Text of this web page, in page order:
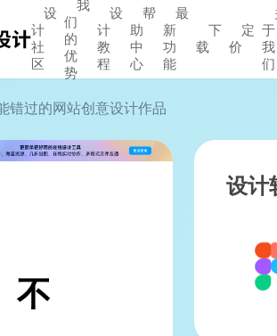
设
计
社
区
我
们
的
优
势
设
计
教
程
帮
助
中
心
最
新
功
能
下
载
定
价
于
我
们
错过的网站创意设计作品
不
设计